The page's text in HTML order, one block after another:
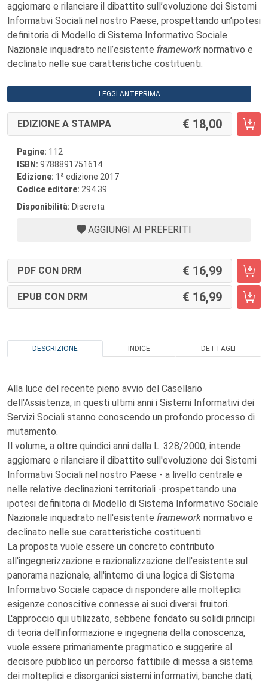
aggiornare e rilanciare il dibattito sull’evoluzione dei Sistemi
Informativi Sociali nel nostro Paese, prospettando un’ipotesi
definitoria di Modello di Sistema Informativo Sociale
Nazionale inquadrato nell’esistente framework normativo e
declinato nelle sue caratteristiche costituenti.
LEGGI ANTEPRIMA
EDIZIONE A STAMPA 18,00
Pagine: 112
ISBN: 9788891751614
Edizione: 1 a edizione 2017
Codice editore: 294.39
Disponibilità: Discreta
AGGIUNGI AI PREFERITI
PDF CON DRM 16,99
EPUB CON DRM 16,99
DESCRIZIONE INDICE DETTAGLI
Alla luce del recente pieno avvio del Casellario
dell'Assistenza, in questi ultimi anni i Sistemi Informativi dei
Servizi Sociali stanno conoscendo un profondo processo di
mutamento.
Il volume, a oltre quindici anni dalla L. 328/2000, intende
aggiornare e rilanciare il dibattito sull'evoluzione dei Sistemi
Informativi Sociali nel nostro Paese - a livello centrale e
nelle relative declinazioni territoriali -prospettando una
ipotesi definitoria di Modello di Sistema Informativo Sociale
Nazionale inquadrato nell'esistente framework normativo e
declinato nelle sue caratteristiche costituenti.
La proposta vuole essere un concreto contributo
all'ingegnerizzazione e razionalizzazione dell'esistente sul
panorama nazionale, all'interno di una logica di Sistema
Informativo Sociale capace di rispondere alle molteplici
esigenze conoscitive connesse ai suoi diversi fruitori.
L'approccio qui utilizzato, sebbene fondato su solidi principi
di teoria dell'informazione e ingegneria della conoscenza,
vuole essere primariamente pragmatico e suggerire al
decisore pubblico un percorso fattibile di messa a sistema
dei molteplici e disorganici sistemi informativi, banche dati,